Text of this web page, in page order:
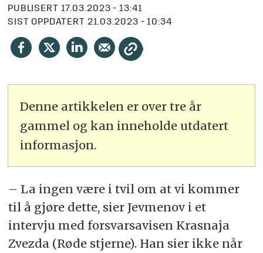
PUBLISERT
17.03.2023 - 13:41
SIST OPPDATERT
21.03.2023 - 10:34
Denne artikkelen er over tre år
gammel og kan inneholde utdatert
informasjon.
– La ingen være i tvil om at vi kommer
til å gjøre dette, sier Jevmenov i et
intervju med forsvarsavisen Krasnaja
Zvezda (Røde stjerne). Han sier ikke når